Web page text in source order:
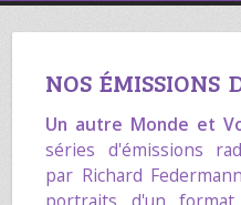
NOS ÉMISSIONS
Un autre Monde et
séries d'émissions
par Richard